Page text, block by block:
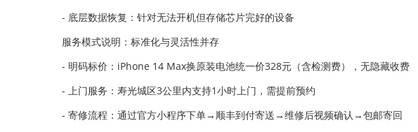
- 底层数据恢复：针对无法开机但存储芯片完好的设备
服务模式说明：标准化与灵活性并存
- 明码标价：iPhone 14 Max换原装电池统一价328元（含检测费），无隐藏收费
- 上门服务：寿光城区3公里内支持1小时上门，需提前预约
- 寄修流程：通过官方小程序下单→顺丰到付寄送→维修后视频确认→包邮寄回